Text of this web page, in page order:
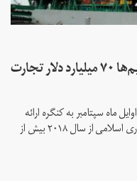
گزارش دولت آمریکا به کنگره: تحریم‌ها ۷۰ میلیارد دلار تجارت
ماه سپتامبر به کنگره ارائه
شد، تحریم‌های دولت دونالد ترامپ علیه جمهوری اسلامی از سال ۲۰۱۸ بیش از